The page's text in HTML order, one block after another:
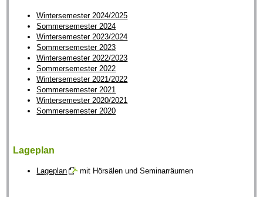
Wintersemester 2024/2025
Sommersemester 2024
Wintersemester 2023/2024
Sommersemester 2023
Wintersemester 2022/2023
Sommersemester 2022
Wintersemester 2021/2022
Sommersemester 2021
Wintersemester 2020/2021
Sommersemester 2020
Lageplan
Lageplan mit Hörsälen und Seminarräumen